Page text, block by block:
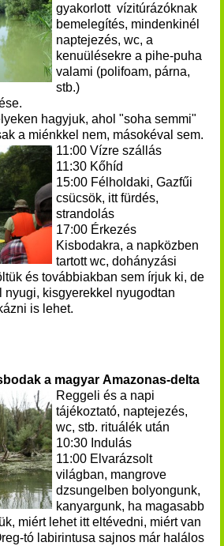
gyakorlott vízitúrázóknak
bemelegítés, mindenkinél
naptejezés, wc, a
kenuülésekre a pihe-puha
valami (polifoam, párna,
stb.)
hagyjuk, ahol "soha semmi"
a miénkkel nem, másokéval sem.
11:00 Vízre szállás
11:30 Kőhíd
15:00 Félholdaki, Gazfűi
csücsök, itt fürdés,
strandolás
17:00 Érkezés
Kisbodakra, a napközben
tartott wc, dohányzási
és továbbiakban sem írjuk ki, de
nyugi, kisgyerekkel nyugodtan
is lehet.
a magyar Amazonas-delta
Reggeli és a napi
tájékoztató, naptejezés,
wc, stb. rituálék után
10:30 Indulás
11:00 Elvarázsolt
világban, mangrove
dzsungelben bolyongunk,
kanyargunk, ha magasabb
miért lehet itt eltévedni, miért van
tó labirintusa sajnos már halálos